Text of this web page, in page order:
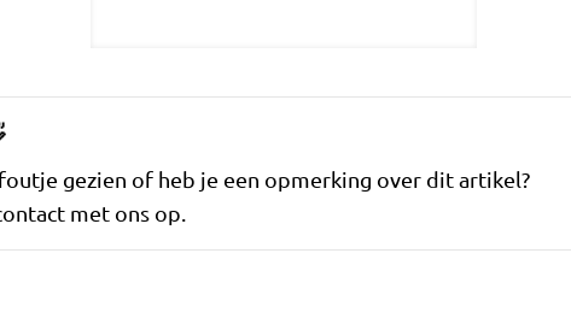
gezien of heb je een opmerking over dit artikel?
met ons op.